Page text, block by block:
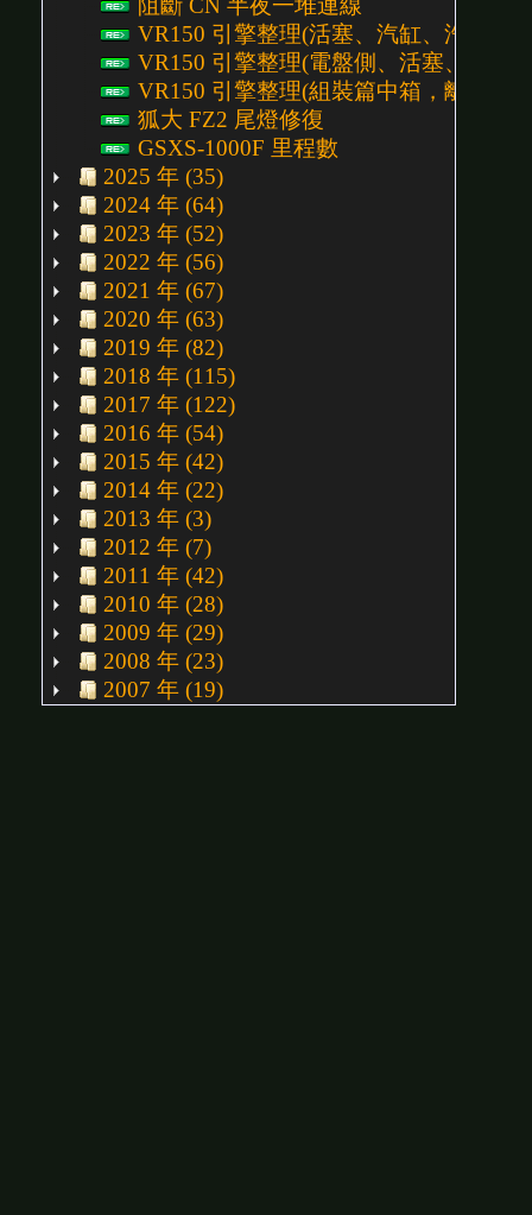
阻斷 CN 半夜一堆連線
VR150 引擎整理(活塞、汽缸、汽缸頭
VR150 引擎整理(電盤側、活塞、汽缸
VR150 引擎整理(組裝篇中箱，離合器
狐大 FZ2 尾燈修復
GSXS-1000F 里程數
2025 年 (35)
2024 年 (64)
2023 年 (52)
2022 年 (56)
2021 年 (67)
2020 年 (63)
2019 年 (82)
2018 年 (115)
2017 年 (122)
2016 年 (54)
2015 年 (42)
2014 年 (22)
2013 年 (3)
2012 年 (7)
2011 年 (42)
2010 年 (28)
2009 年 (29)
2008 年 (23)
2007 年 (19)